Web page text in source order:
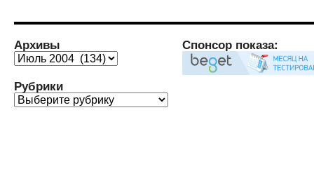
Архивы
Архивы
Рубрики
Рубрики
Спонсор показа: